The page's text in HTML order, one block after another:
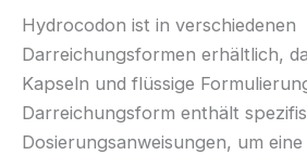
Hydrocodon ist in verschiedenen
Darreichungsformen erhältlich,
Kapseln und flüssige
Darreichungsform enthält
Dosierungsanweisungen, um